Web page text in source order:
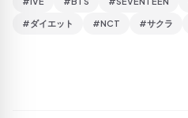
#ダイエット #NCT #サクラ